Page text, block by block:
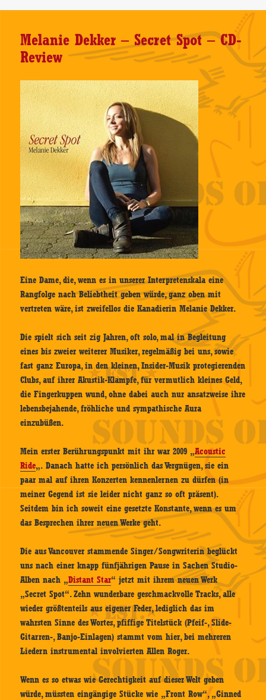
Melanie Dekker – Secret Spot – CD-
Review
Eine Dame, die, wenn es in unserer Interpretenskala eine
Rangfolge nach Beliebtheit geben würde, ganz oben mit
vertreten wäre, ist zweifellos die Kanadierin Melanie Dekker.
Die spielt sich seit zig Jahren, oft solo, mal in Begleitung
eines bis zweier weiterer Musiker, regelmäßig bei uns, sowie
fast ganz Europa, in den kleinen, Insider-Musik protegierenden
Clubs, auf ihrer Akustik-Klampfe, für vermutlich kleines Geld,
die Fingerkuppen wund, ohne dabei auch nur ansatzweise ihre
lebensbejahende, fröhliche und sympathische Aura
einzubüßen.
Mein erster Berührungspunkt mit ihr war 2009 „Acoustic
Ride„. Danach hatte ich persönlich das Vergnügen, sie ein
paar mal auf ihren Konzerten kennenlernen zu dürfen (in
meiner Gegend ist sie leider nicht ganz so oft präsent).
Seitdem bin ich soweit eine gesetzte Konstante, wenn es um
das Besprechen ihrer neuen Werke geht.
Die aus Vancouver stammende Singer/Songwriterin beglückt
uns nach einer knapp fünfjährigen Pause in Sachen Studio-
Alben nach „Distant Star“ jetzt mit ihrem neuen Werk
„Secret Spot“. Zehn wunderbare geschmackvolle Tracks, alle
wieder größtenteils aus eigener Feder, lediglich das im
wahrsten Sinne des Wortes, pfiffige Titelstück (Pfeif-, Slide-
Gitarren-, Banjo-Einlagen) stammt vom hier, bei mehreren
Liedern instrumental involvierten Allen Roger.
Wenn es so etwas wie Gerechtigkeit auf dieser Welt geben
würde, müssten eingängige Stücke wie „Front Row“, „Ginned